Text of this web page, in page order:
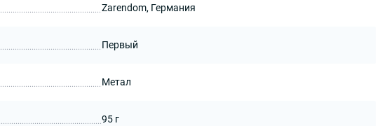
Zarendom, Германия
Первый
Метал
95 г